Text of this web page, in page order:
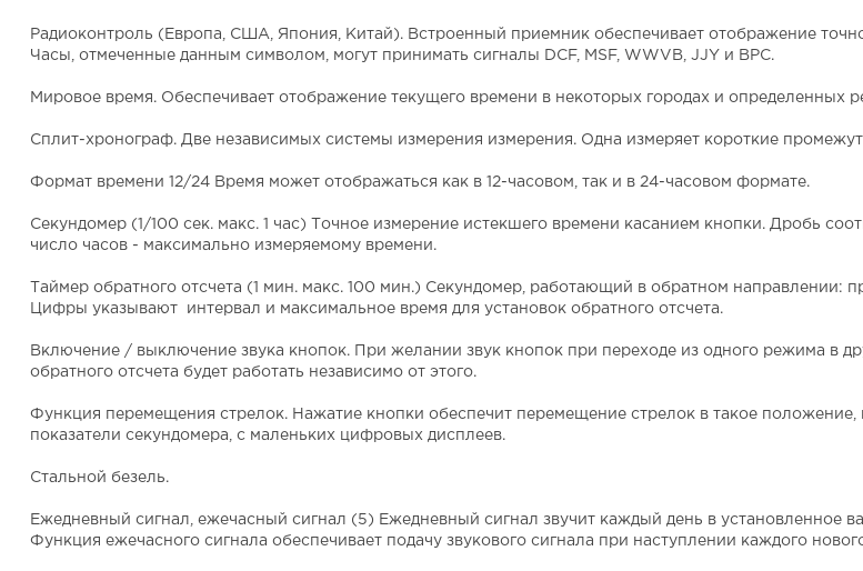
Радиоконтроль (Европа, США, Япония, Китай). Встроенный приемник обеспечивает отображение
Часы, отмеченные данным символом, могут принимать сигналы DCF, MSF, WWVB, JJY и BPC.
Мировое время. Обеспечивает отображение текущего времени в некоторых городах и определенных
Сплит-хронограф. Две независимых системы измерения измерения. Одна измеряет короткие
Формат времени 12/24 Время может отображаться как в 12-часовом, так и в 24-часовом формате.
Секундомер (1/100 сек. макс. 1 час) Точное измерение истекшего времени касанием кнопки. Дробь
число часов - максимально измеряемому времени.
Таймер обратного отсчета (1 мин. макс. 100 мин.) Секундомер, работающий в обратном направлении:
Цифры указывают интервал и максимальное время для установок обратного отсчета.
Включение / выключение звука кнопок. При желании звук кнопок при переходе из одного режима в
обратного отсчета будет работать независимо от этого.
Функция перемещения стрелок. Нажатие кнопки обеспечит перемещение стрелок в такое
показатели секундомера, с маленьких цифровых дисплеев.
Стальной безель.
Ежедневный сигнал , ежечасный сигнал (5) Ежедневный сигнал звучит каждый день в установленное
Функция ежечасного сигнала обеспечивает подачу звукового сигнала при наступлении каждого